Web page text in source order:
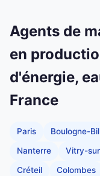
Agents de
en
d'énergie,
France
Paris Boulogne-
Nanterre Vitry-
Créteil Colombes